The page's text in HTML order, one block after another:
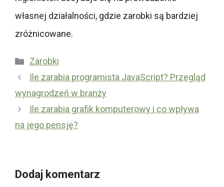
własnej działalności, gdzie zarobki są bardziej
zróżnicowane.
Kategorie
Zarobki
Ile zarabia programista JavaScript? Przegląd
wynagrodzeń w branży
Ile zarabia grafik komputerowy i co wpływa
na jego pensję?
Dodaj komentarz